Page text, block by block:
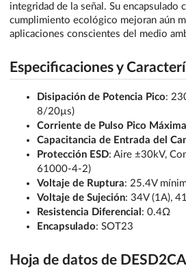
integridad de la señal. Su encapsulado
cumplimiento ecológico mejoran aún
aplicaciones conscientes del medio
Especificaciones y
Disipación de Potencia Pico:
8/20µs)
Corriente de Pulso Pico Máxima
Capacitancia de Entrada del
Protección ESD: Aire ±30kV,
61000-4-2)
Voltaje de Ruptura: 25.4V
Voltaje de Sujeción: 34V (1A),
Resistencia Diferencial : 0.4Ω
Encapsulado: SOT23
Hoja de datos de